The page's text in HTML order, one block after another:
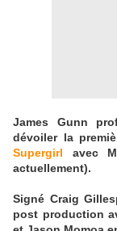
James Gunn
dévoiler la
Supergirl avec
actuellement).
Signé Craig
post production